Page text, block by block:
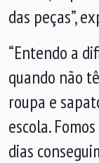
das peças”,
“Entendo a
quando não
roupa e
escola.
dias